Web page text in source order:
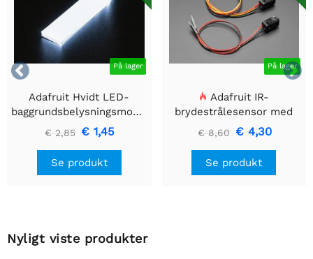

 På lager
Adafruit Hvidt LED-
baggrundsbelysningsmodul
- Lille 12mm x 40mm
€ 2,85 € 1,45
Se produkt
På lager
Adafruit IR-
brydestrålesensor med
premium ledningsstuds -
5 mm LED'er
€ 8,60 € 4,30
Se produkt
Nyligt viste produkter